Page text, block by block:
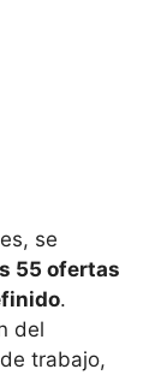
se
55 ofertas
.
del
trabajo,